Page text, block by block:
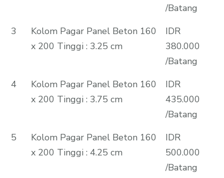
/Batang
3
Kolom Pagar Panel Beton 160
x 200 Tinggi : 3.25 cm
IDR
380.000
/Batang
4
Kolom Pagar Panel Beton 160
x 200 Tinggi : 3.75 cm
IDR
435.000
/Batang
5
Kolom Pagar Panel Beton 160
x 200 Tinggi : 4.25 cm
IDR
500.000
/Batang